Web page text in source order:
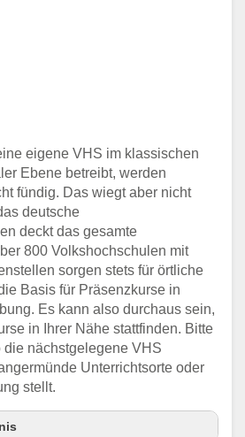
eigene VHS im klassischen
Ebene betreibt, werden
fündig. Das wiegt aber nicht
deutsche
deckt das gesamte
800 Volkshochschulen mit
sorgen stets für örtliche
Basis für Präsenzkurse in
Es kann also durchaus sein,
in Ihrer Nähe stattfinden. Bitte
die nächstgelegene VHS
Unterrichtsorte oder
stellt.